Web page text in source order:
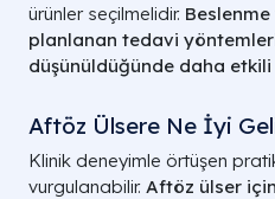
ürünler seçilmelidir.
planlanan tedavi
düşünüldüğünde daha etkili
Aftöz Ülsere Ne İyi
Klinik deneyimle örtüşen
vurgulanabilir. Aftöz ülser